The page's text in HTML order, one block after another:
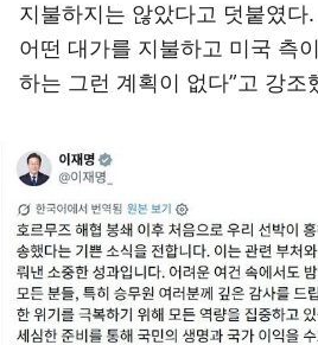
지불하지는 않았다고 덧붙였다
어떤 대가를 지불하고 미국 측
하는 그런 계획이 없다”고 강조